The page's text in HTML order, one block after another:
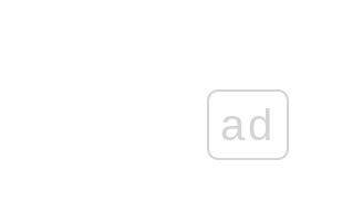
ad